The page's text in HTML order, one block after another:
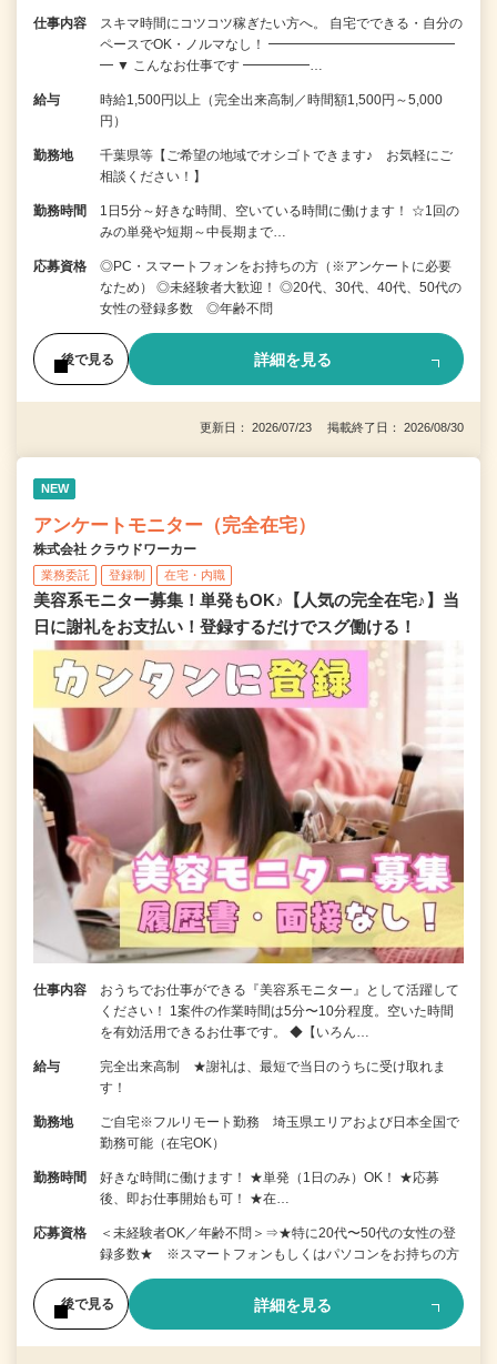
仕事内容
スキマ時間にコツコツ稼ぎたい方へ。 自宅でできる・自分の
ペースでOK・ノルマなし！ ━━━━━━━━━━━━━━
━ ▼ こんなお仕事です ━━━━━…
給与
時給1,500円以上（完全出来高制／時間額1,500円～5,000
円）
勤務地
千葉県等【ご希望の地域でオシゴトできます♪ お気軽にご
相談ください！】
勤務時間
1日5分～好きな時間、空いている時間に働けます！ ☆1回の
みの単発や短期～中長期まで…
応募資格
◎PC・スマートフォンをお持ちの方（※アンケートに必要
なため） ◎未経験者大歓迎！ ◎20代、30代、40代、50代の
女性の登録多数 ◎年齢不問
後で見る 詳細を見る
更新日： 2026/07/23 掲載終了日： 2026/08/30
NEW
アンケートモニター（完全在宅）
株式会社 クラウドワーカー
業務委託 登録制 在宅・内職
美容系モニター募集！単発もOK♪【人気の完全在宅♪】当
日に謝礼をお支払い！登録するだけでスグ働ける！
仕事内容
おうちでお仕事ができる『美容系モニター』として活躍して
ください！ 1案件の作業時間は5分〜10分程度。空いた時間
を有効活用できるお仕事です。 ◆【いろん…
給与
完全出来高制 ★謝礼は、最短で当日のうちに受け取れま
す！
勤務地
ご自宅※フルリモート勤務 埼玉県エリアおよび日本全国で
勤務可能（在宅OK）
勤務時間
好きな時間に働けます！ ★単発（1日のみ）OK！ ★応募
後、即お仕事開始も可！ ★在…
応募資格
＜未経験者OK／年齢不問＞⇒★特に20代〜50代の女性の登
録多数★ ※スマートフォンもしくはパソコンをお持ちの方
後で見る 詳細を見る